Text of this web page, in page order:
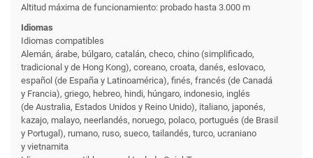
Altitud máxima de funciona­miento: probado hasta 3.000 m
Idiomas
Idiomas compatibles
Alemán, árabe, búlgaro, catalán, checo, chino (simplificado,
tradicional y de Hong Kong), coreano, croata, danés, eslovaco,
español (de España y Latinoamérica), finés, francés (de Canadá
y Francia), griego, hebreo, hindi, húngaro, indonesio, inglés
(de Australia, Estados Unidos y Reino Unido), italiano, japonés,
kazajo, malayo, neerlandés, noruego, polaco, portugués (de Brasil
y Portugal), rumano, ruso, sueco, tailandés, turco, ucraniano
y vietnamita